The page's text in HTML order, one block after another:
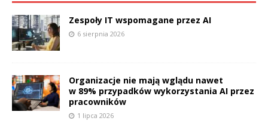
Zespoły IT wspomagane przez AI
6 sierpnia 2026
Organizacje nie mają wglądu nawet
w 89% przypadków wykorzystania AI przez
pracowników
1 lipca 2026